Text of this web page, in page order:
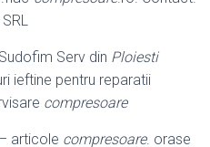
Serv din Ploiesti
ieftine pentru reparatii
compresoare
articole compresoare. orase